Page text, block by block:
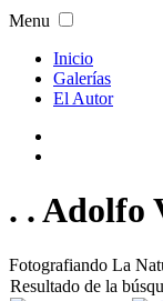
Menu
Inicio
Galerías
El Autor
. . Adolfo
Fotografiando La
Resultado de la